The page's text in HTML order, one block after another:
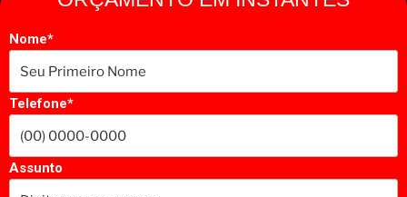
Nome*
Telefone*
Assunto